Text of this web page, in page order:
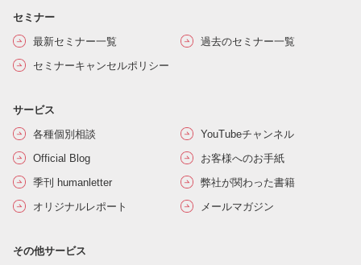
セミナー
最新セミナー一覧
過去のセミナー一覧
セミナーキャンセルポリシー
サービス
各種個別相談
YouTubeチャンネル
Official Blog
お客様へのお手紙
季刊 humanletter
弊社が関わった書籍
オリジナルレポート
メールマガジン
その他サービス